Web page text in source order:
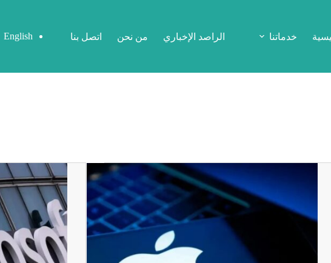
خدماتنا الراصد الإخباري من نحن اتصل بنا English